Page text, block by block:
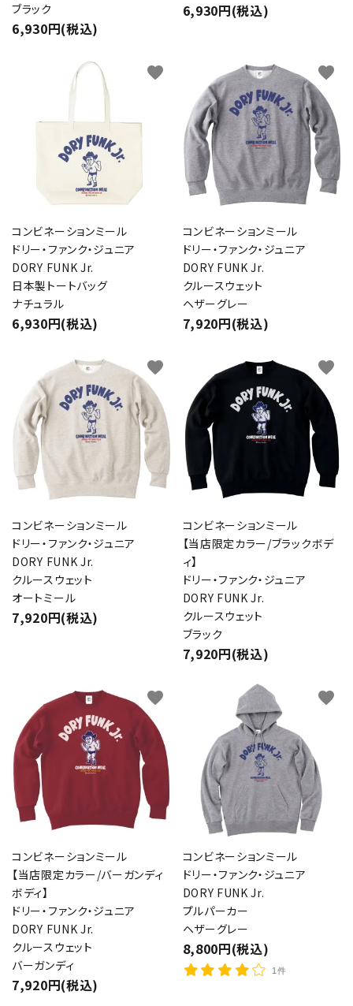
ブラック
6,930円(税込)
6,930円(税込)
コンビネーションミール
ドリー・ファンク・ジュニア
DORY FUNK Jr.
日本製トートバッグ
ナチュラル
6,930円(税込)
favorite
コンビネーションミール
ドリー・ファンク・ジュニア
DORY FUNK Jr.
クルースウェット
ヘザーグレー
7,920円(税込)
favorite
コンビネーションミール
ドリー・ファンク・ジュニア
DORY FUNK Jr.
クルースウェット
オートミール
7,920円(税込)
favorite
コンビネーションミール
【当店限定カラー/ブラックボデ
ィ】
ドリー・ファンク・ジュニア
DORY FUNK Jr.
クルースウェット
ブラック
7,920円(税込)
favorite
コンビネーションミール
【当店限定カラー/バーガンディ
ボディ】
ドリー・ファンク・ジュニア
DORY FUNK Jr.
クルースウェット
バーガンディ
7,920円(税込)
favorite
コンビネーションミール
ドリー・ファンク・ジュニア
DORY FUNK Jr.
プルパーカー
ヘザーグレー
8,800円(税込)
1件
favorite